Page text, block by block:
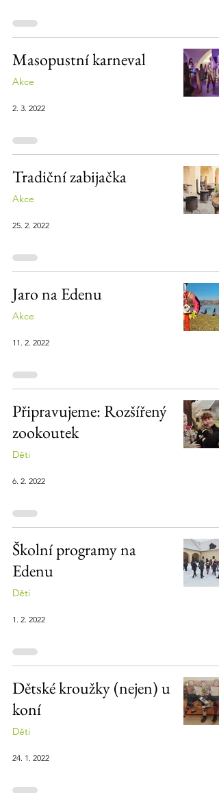
Masopustní karneval
Akce
2. 3. 2022
Tradiční zabijačka
Akce
25. 2. 2022
Jaro na Edenu
Akce
11. 2. 2022
Připravujeme: Rozšířený
zookoutek
Děti
6. 2. 2022
Školní programy na
Edenu
Děti
1. 2. 2022
Dětské kroužky (nejen) u
koní
Děti
24. 1. 2022